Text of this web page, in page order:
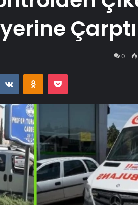
Çarptı
0
VKontakteOdnoklassniki
Pocket